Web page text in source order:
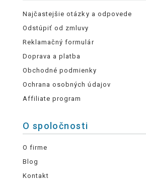
Najčastejšie otázky a odpovede
Odstúpiť od zmluvy
Reklamačný formulár
Doprava a platba
Obchodné podmienky
Ochrana osobných údajov
Affiliate program
O spoločnosti
O firme
Blog
Kontakt